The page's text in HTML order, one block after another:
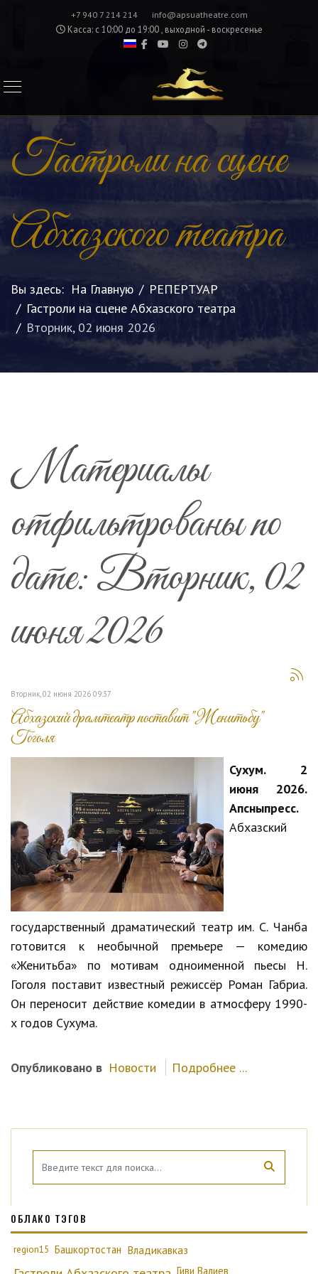
+7 940 7 214 214 info@apsuatheatre.com
Касса: с 10:00 до 19:00 , выходной - воскресенье
Гастроли на сцене
Абхазского театра
Вы здесь: На Главную
РЕПЕРТУАР
Гастроли на сцене Абхазского театра
Вторник, 02 июня 2026
Материалы
отфильтрованы по
дате: Вторник, 02
июня 2026
Вторник, 02 июня 2026 09:37
Абхазский драмтеатр поставит "Женитьбу"
Гоголя
Сухум. 2
июня 2026.
Апсныпресс.
Абхазский
государственный драматический театр им. С. Чанба
готовится к необычной премьере — комедию
«Женитьба» по мотивам одноименной пьесы Н.
Гоголя поставит известный режиссёр Роман Габриа.
Он переносит действие комедии в атмосферу 1990-
х годов Сухума.
Опубликовано в Новости Подробнее ...
ОБЛАКО ТЭГОВ
region15 Башкортостан Владикавказ
Гиви Валиев